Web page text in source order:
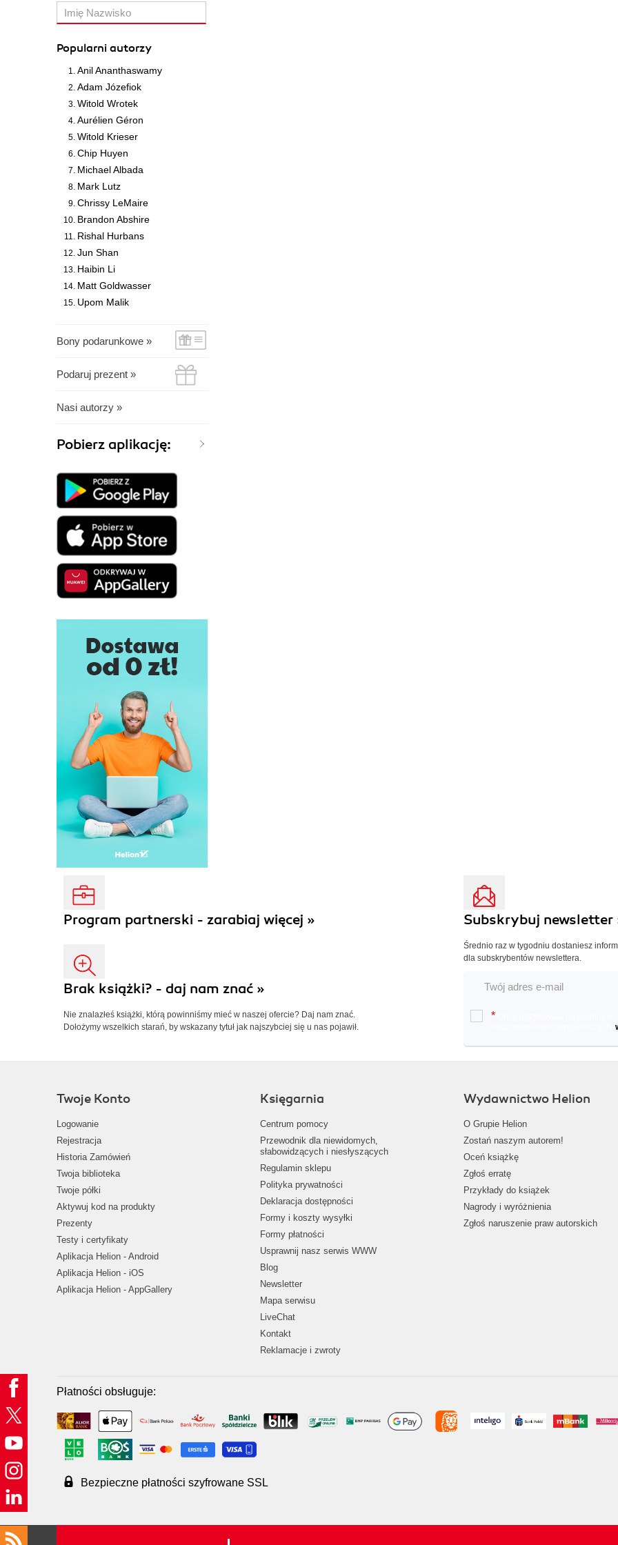
Popularni autorzy
Anil Ananthaswamy
Adam Józefiok
Witold Wrotek
Aurélien Géron
Witold Krieser
Chip Huyen
Michael Albada
Mark Lutz
Chrissy LeMaire
Brandon Abshire
Rishal Hurbans
Jun Shan
Haibin Li
Matt Goldwasser
Upom Malik
Bony podarunkowe »
Podaruj prezent »
Nasi autorzy »
Pobierz aplikację:
Program partnerski - zarabiaj więcej »
Brak książki? - daj nam znać »
Nie znalazłeś książki, którą powinniśmy mieć w naszej ofercie? Daj nam znać.
Dołożymy wszelkich starań, by wskazany tytuł jak najszybciej się u nas pojawił.
Subskrybuj newsletter
Średnio raz w tygodniu dostaniesz
dla subskrybentów newslettera.
*
Twoje Konto
Logowanie
Rejestracja
Historia Zamówień
Twoja biblioteka
Twoje półki
Aktywuj kod na produkty
Prezenty
Testy i certyfikaty
Aplikacja Helion - Android
Aplikacja Helion - iOS
Aplikacja Helion - AppGallery
Księgarnia
Centrum pomocy
Przewodnik dla niewidomych,
słabowidzących i niesłyszących
Regulamin sklepu
Polityka prywatności
Deklaracja dostępności
Formy i koszty wysyłki
Formy płatności
Usprawnij nasz serwis WWW
Blog
Newsletter
Mapa serwisu
LiveChat
Kontakt
Reklamacje i zwroty
Wydawnictwo Helion
O Grupie Helion
Zostań naszym autorem!
Oceń książkę
Zgłoś erratę
Przykłady do książek
Nagrody i wyróżnienia
Zgłoś naruszenie praw autorskich
Płatności obsługuje:
Bezpieczne płatności szyfrowane SSL